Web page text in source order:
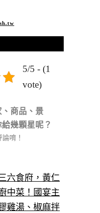
5/5 - (1
vote)
、商品、景
幾顆星呢？
唷！
六食府，黃仁
中菜！國宴主
雞湯、椒麻拌